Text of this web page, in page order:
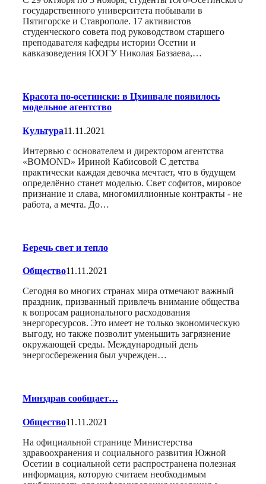
государственного университета побывали в
Пятигорске и Ставрополе. 17 активистов
студенческого совета под руководством старшего
преподавателя кафедры истории Осетии и
кавказоведения ЮОГУ Николая Баззаева,…
Красота по-осетински: в Цхинвале появилось
модельное агентство
Культура11.11.2021
Интервью с основателем и директором агентства
«BOMOND» Ириной Кабисовой С детства
практически каждая девочка мечтает, что в будущем
определённо станет моделью. Свет софитов, мировое
признание и слава, многомиллионные контракты - не
работа, а мечта. До…
Беречь свет и тепло
Общество11.11.2021
Сегодня во многих странах мира отмечают важный
праздник, призванный привлечь внимание общества
к вопросам рационального расходования
энергоресурсов. Это имеет не только экономическую
выгоду, но также позволит уменьшить загрязнение
окружающей среды. Международный день
энергосбережения был учрежден…
Минздрав сообщает…
Общество11.11.2021
На официальной странице Министерства
здравоохранения и социального развития Южной
Осетии в социальной сети распространена полезная
информация, которую считаем необходимым